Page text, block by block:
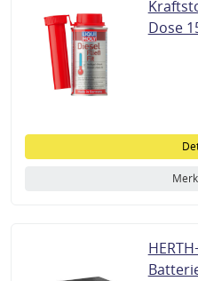
Dose